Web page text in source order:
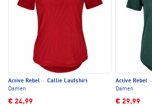
Active Rebel · Callie Laufshirt
Damen
€ 24,99
Active Rebel ·
Damen
€ 29,99